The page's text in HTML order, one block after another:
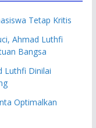
Tetap Kritis
Ahmad Luthfi
Bangsa
Luthfi Dinilai
Optimalkan